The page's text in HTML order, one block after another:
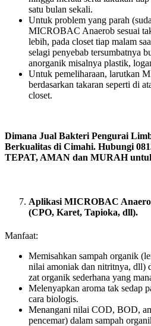
satu bulan sekali.
Untuk problem yang parah
MICROBAC Anaerob sesuai
lebih, pada closet tiap malam
selagi penyebab tersumbatnya
anorganik misalnya plastik,
Untuk pemeliharaan, larutkan
berdasarkan takaran seperti di
closet.
Dimana Jual Bakteri Pengurai
Berkualitas di Cimahi. Hubungi
TEPAT, AMAN dan MURAH
Aplikasi MICROBAC
(CPO, Karet, Tapioka, dll).
Manfaat:
Memisahkan sampah organik
nilai amoniak dan nitritnya, dll)
zat organik sederhana yang
Melenyapkan aroma tak sedap
cara biologis.
Menangani nilai COD, BOD,
pencemar) dalam sampah